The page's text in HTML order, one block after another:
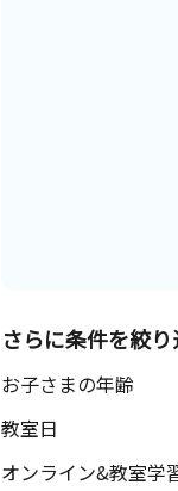
さらに条件を絞
お子さまの年齢
教室日
オンライン&教室学